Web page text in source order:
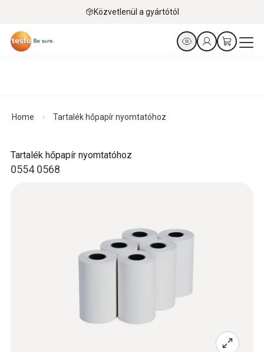
Közvetlenül a gyártótól
Home Tartalék hőpapír nyomtatóhoz
0554 0568
Tartalék hőpapír nyomtatóhoz